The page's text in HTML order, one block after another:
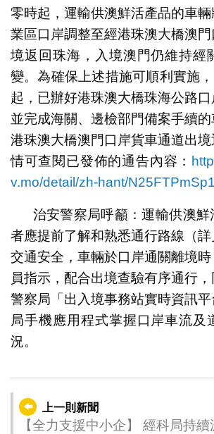
零時起，運輸供澳鮮活產品的車
業區口岸調整至經港珠澳大橋澳
境返回珠海，入境澳門仍維持經
變。為確保上述措施可順利實施
起，已辦好港珠澳大橋珠海公路
並完成海關、邊檢部門備案手續
港珠澳大橋澳門口岸貨車通道出
情可查閱已發佈的通告內容：
v.mo/detail/zh-hant/N25FTPmSp1
治安警察局呼籲：運輸供澳鮮
者應提前了解和熟悉通行路線（
交通安全，車輛於口岸通關離境
員指示，配合出境查驗有序通行
警察局「出入境事務站實時資訊
局手機應用程式掌握口岸車流及
況。
上一則新聞
【全力支援中小企】 經科局持